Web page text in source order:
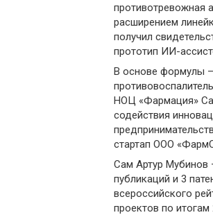
противотревожная
расширением
получил
прототип ИИ-
В основе формулы
НОЦ «Фармация»
содействия
стартап ООО
Сам Артур
публикаций и 3
всероссийского
проектов по итогам